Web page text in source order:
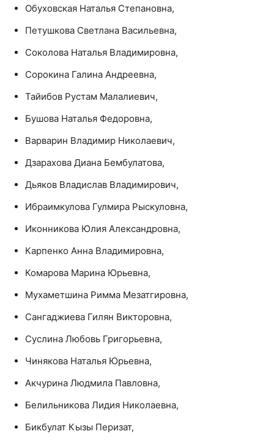
Обуховская Наталья Степановна,
Петушкова Светлана Васильевна,
Соколова Наталья Владимировна,
Сорокина Галина Андреевна,
Тайибов Рустам Малалиевич,
Бушова Наталья Федоровна,
Варварин Владимир Николаевич,
Дзарахова Диана Бембулатова,
Дьяков Владислав Владимирович,
Ибраимкулова Гулмира Рыскуловна,
Иконникова Юлия Александровна,
Карпенко Анна Владимировна,
Комарова Марина Юрьевна,
Мухаметшина Римма Мезатгировна,
Сангаджиева Гилян Викторовна,
Суслина Любовь Григорьевна,
Чинякова Наталья Юрьевна,
Акчурина Людмила Павловна,
Белильникова Лидия Николаевна,
Бикбулат Кызы Перизат,